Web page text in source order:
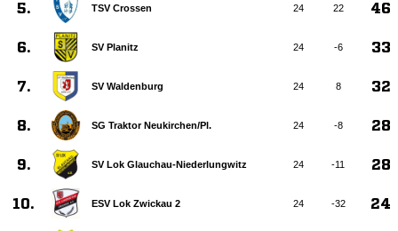
5. TSV Crossen 24 22 46
6. SV Planitz 24 -6 33
7. SV Waldenburg 24 8 32
8. SG Traktor Neukirchen/​Pl. 24 -8 28
9. SV Lok Glauchau-Niederlungwitz 24 -11 28
10. ESV Lok Zwickau 2 24 -32 24